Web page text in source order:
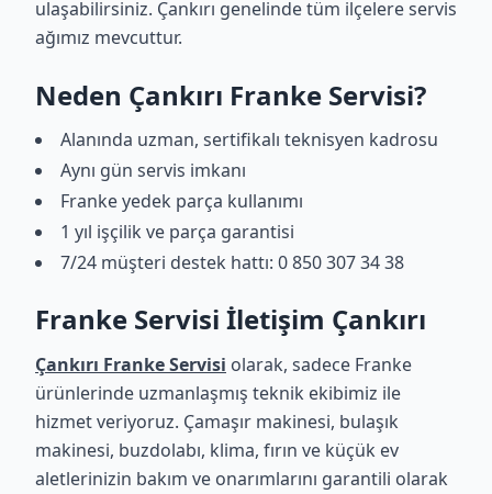
ulaşabilirsiniz. Çankırı genelinde tüm ilçelere servis
ağımız mevcuttur.
Neden Çankırı Franke Servisi?
Alanında uzman, sertifikalı teknisyen kadrosu
Aynı gün servis imkanı
Franke yedek parça kullanımı
1 yıl işçilik ve parça garantisi
7/24 müşteri destek hattı: 0 850 307 34 38
Franke Servisi İletişim Çankırı
Çankırı Franke Servisi olarak, sadece Franke
ürünlerinde uzmanlaşmış teknik ekibimiz ile
hizmet veriyoruz. Çamaşır makinesi, bulaşık
makinesi, buzdolabı, klima, fırın ve küçük ev
aletlerinizin bakım ve onarımlarını garantili olarak